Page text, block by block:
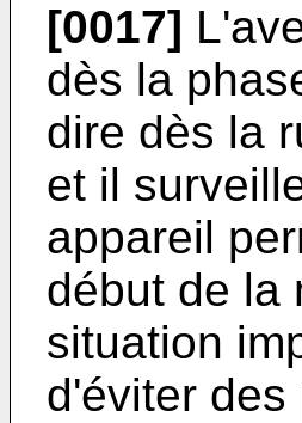
[0017]
dès la
dire dès la
et il
appareil
début de la
situation
d'éviter